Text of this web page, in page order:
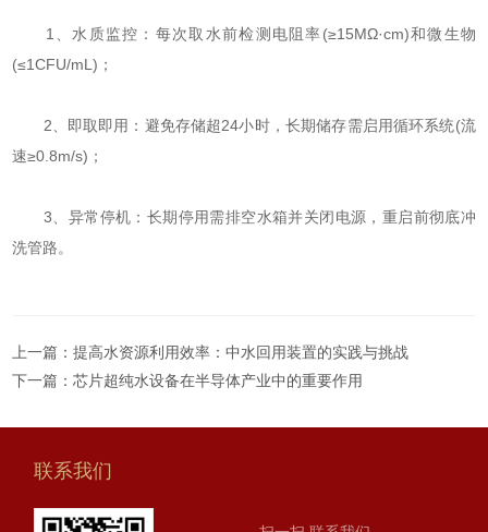
1、水质监控：每次取水前检测电阻率(≥15MΩ·cm)和微生物
(≤1CFU/mL)；
2、即取即用：避免存储超24小时，长期储存需启用循环系统(流
速≥0.8m/s)；
3、异常停机：长期停用需排空水箱并关闭电源，重启前彻底冲
洗管路。
上一篇：提高水资源利用效率：中水回用装置的实践与挑战
下一篇：芯片超纯水设备在半导体产业中的重要作用
联系我们